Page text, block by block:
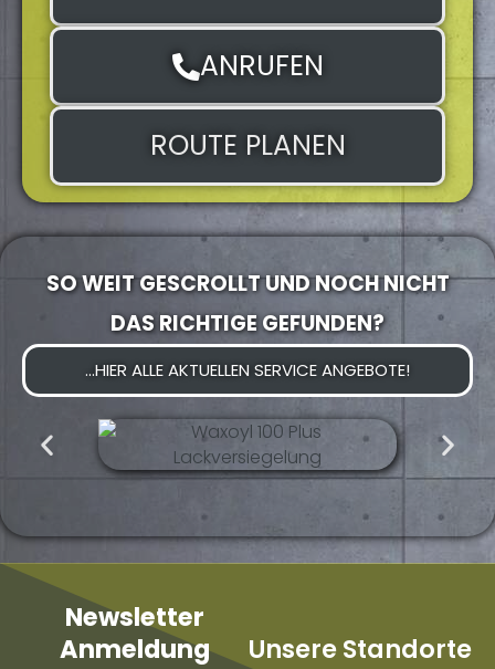
ANRUFEN
ROUTE PLANEN
SO WEIT GESCROLLT UND NOCH NICHT
DAS RICHTIGE GEFUNDEN?
...HIER ALLE AKTUELLEN SERVICE ANGEBOTE!
Newsletter
Anmeldung
Unsere Standorte